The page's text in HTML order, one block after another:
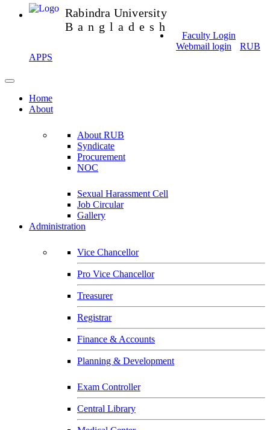
Rabindra University
Bangladesh
Faculty Login
Webmail login
RUB
APPS
Home
About
About RUB
Syndicate
Procurement
NOC
Sexual Harassment Cell
Job Circular
Gallery
Administration
Vice Chancellor
Pro Vice Chancellor
Treasurer
Registrar
Finance & Accounts
Planning & Development
Exam Controller
Central Library